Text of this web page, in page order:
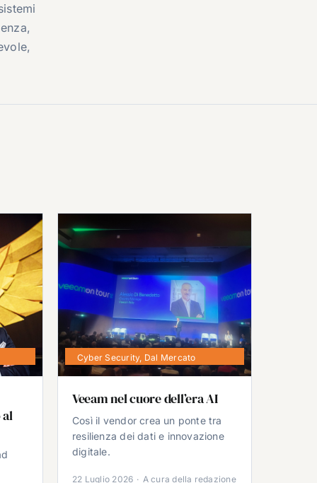
al
Cyber Security, Dal Mercato
Veeam nel cuore dell’era AI
Così il vendor crea un ponte tra
resilienza dei dati e innovazione
digitale.
22 Luglio 2026 · A cura della redazione